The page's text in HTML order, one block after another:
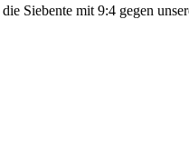
Siebente mit 9:4 gegen